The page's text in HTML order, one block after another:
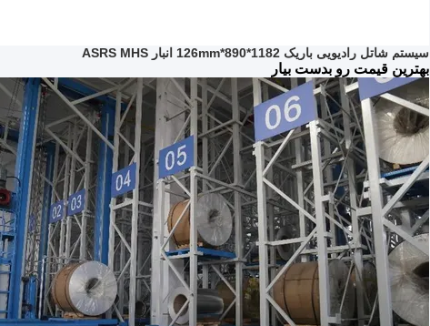
سیستم شاتل رادیویی باریک 1182*890*126mm انبار ASRS MHS
بهترین قیمت رو بدست بیار